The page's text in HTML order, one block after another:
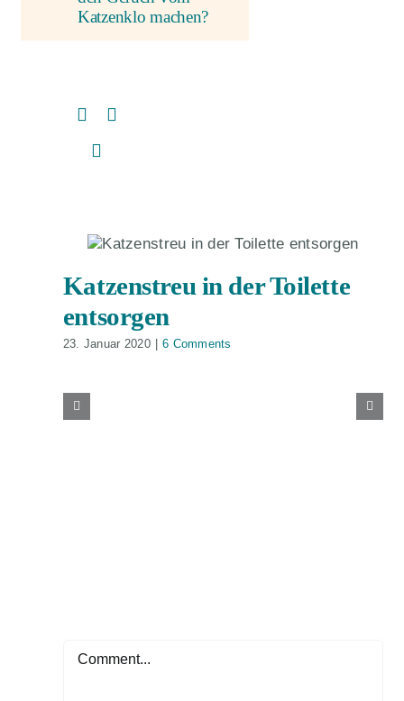
Katzenklo machen?
Katzenstreu in der Toilette
entsorgen
23. Januar 2020 6 Comments
Comment